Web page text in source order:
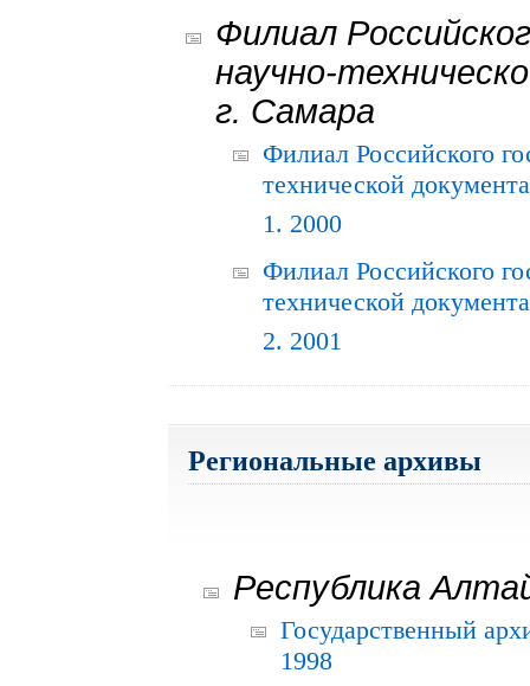
Филиал
научно-
г. Самара
Филиал Российского
технической
1. 2000
Филиал Российского
технической
2. 2001
Региональные архивы
Республика
Государственный
1998